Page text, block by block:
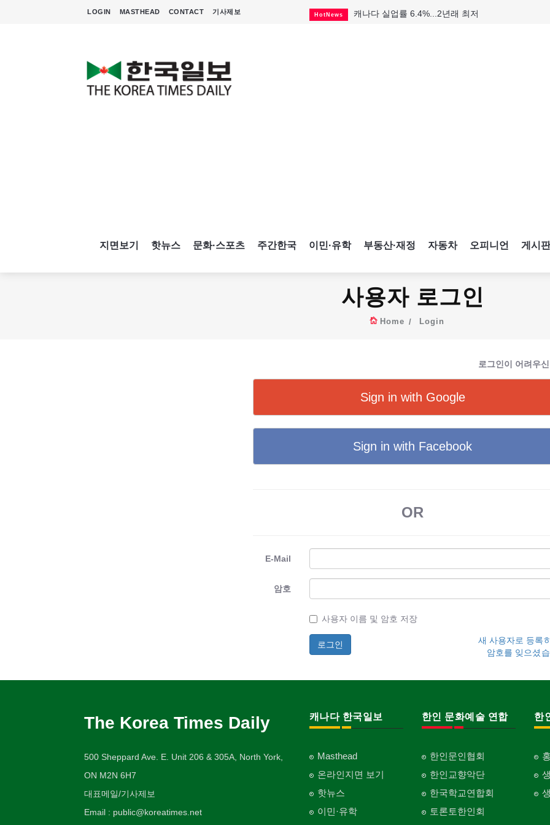
LOGIN MASTHEAD CONTACT 기사제보 HotNews 캐나다 실업률 6.4%...2년래 최저
지면보기 핫뉴스 문화·스포츠 주간한국 이민·유학 부동산·재정 자동차 오피니언 게시판
사용자 로그인
Home Login
로그인이 어려우
Sign in with Google
Sign in with Facebook
OR
E-Mail
암호
사용자 이름 및 암호 저장
새 사용자로 등록
암호를 잊으셨
The Korea Times Daily
500 Sheppard Ave. E. Unit 206 & 305A, North York,
ON M2N 6H7
대표메일/기사제보
Email : public@koreatimes.net
캐나다 한국일보
Masthead
온라인지면 보기
핫뉴스
이민·유학
한인 문화예술 연합
한인문인협회
한인교향악단
한국학교연합회
토론토한인회
한